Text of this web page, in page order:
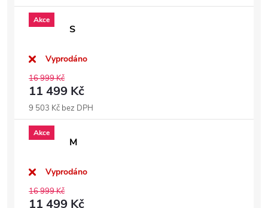
Akce
S
Vyprodáno
16 999 Kč
11 499 Kč
9 503 Kč bez DPH
Akce
M
Vyprodáno
16 999 Kč
11 499 Kč